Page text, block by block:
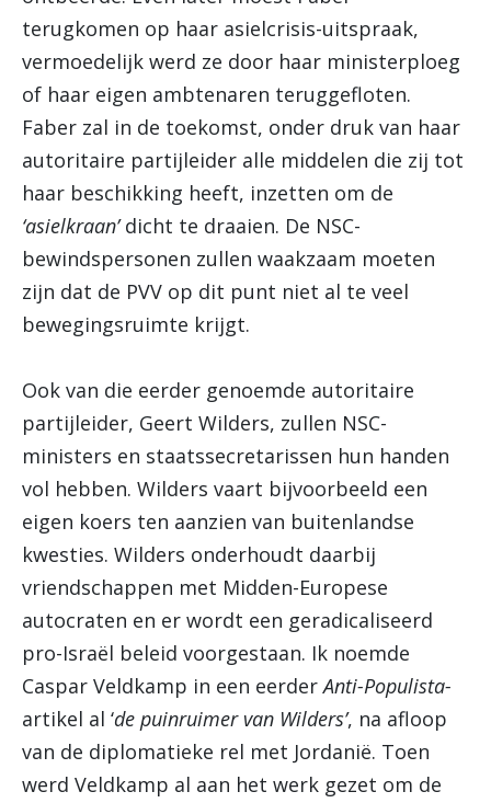
terugkomen op haar asielcrisis-uitspraak,
vermoedelijk werd ze door haar ministerploeg
of haar eigen ambtenaren teruggefloten.
Faber zal in de toekomst, onder druk van haar
autoritaire partijleider alle middelen die zij tot
haar beschikking heeft, inzetten om de
‘asielkraan’dicht te draaien. De NSC-
bewindspersonen zullen waakzaam moeten
zijn dat de PVV op dit punt niet al te veel
bewegingsruimte krijgt.
Ook van die eerder genoemde autoritaire
partijleider, Geert Wilders, zullen NSC-
ministers en staatssecretarissen hun handen
vol hebben. Wilders vaart bijvoorbeeld een
eigen koers ten aanzien van buitenlandse
kwesties. Wilders onderhoudt daarbij
vriendschappen met Midden-Europese
autocraten en er wordt een geradicaliseerd
pro-Israël beleid voorgestaan. Ik noemde
Caspar Veldkamp in een eerderAnti-Populista-
artikel al ‘de puinruimer van Wilders’, na afloop
van de diplomatieke rel met Jordanië. Toen
werd Veldkamp al aan het werk gezet om de